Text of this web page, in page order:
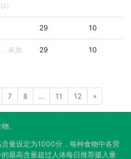
）
29 10
未加
29 10
7 8 ... 11 12 »
。
量设定为1000分，每种食物中各营
最高含量超过人体每日推荐摄入量